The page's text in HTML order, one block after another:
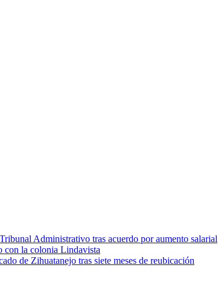
Administrativo tras acuerdo por aumento salarial
con la colonia Lindavista
de Zihuatanejo tras siete meses de reubicación